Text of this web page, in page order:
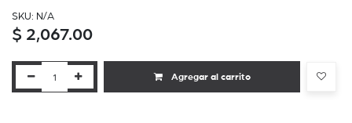
SKU: N/A
$ 2,067.00
Agregar al carrito